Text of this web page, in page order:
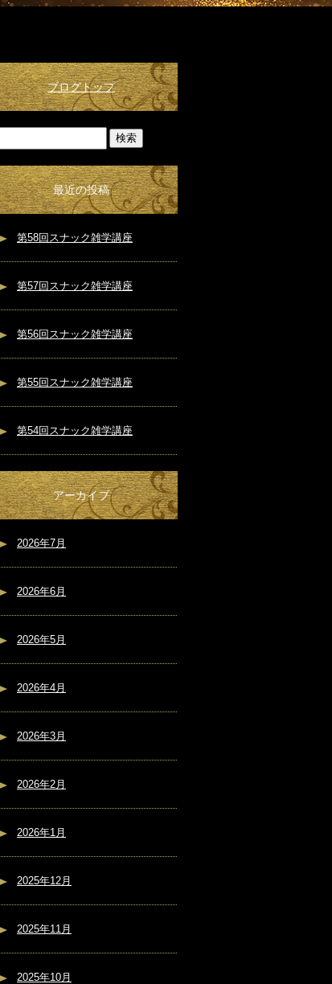
ブログトップ
最近の投稿
第58回スナック雑学講座
第57回スナック雑学講座
第56回スナック雑学講座
第55回スナック雑学講座
第54回スナック雑学講座
アーカイブ
2026年7月
2026年6月
2026年5月
2026年4月
2026年3月
2026年2月
2026年1月
2025年12月
2025年11月
2025年10月